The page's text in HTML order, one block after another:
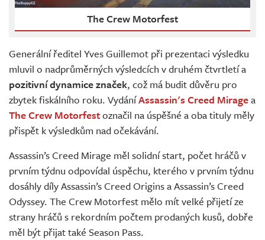
The Crew Motorfest
Generální ředitel Yves Guillemot při prezentaci výsledku
mluvil o nadprůměrných výsledcích v druhém čtvrtletí a
pozitivní dynamice značek, což má budit důvěru pro
zbytek fiskálního roku. VydáníAssassin's Creed Miragea
The Crew Motorfestoznačil na úspěšné a oba tituly měly
přispět k výsledkům nad očekávání.
Assassin’s Creed Mirage měl solidní start, počet hráčů v
prvním týdnu odpovídal úspěchu, kterého v prvním týdnu
dosáhly díly Assassin’s Creed Origins a Assassin’s Creed
Odyssey. The Crew Motorfest mělo mít velké přijetí ze
strany hráčů s rekordním počtem prodaných kusů, dobře
měl být přijat také Season Pass.